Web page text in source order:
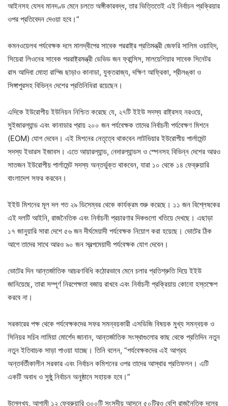
আইনসহ যেসব মানদণ্ড মেনে চলতে অঙ্গীকারবদ্ধ, তার ভিত্তিতেই এই নির্বাচন প্রক্রিয়ার
ওপর প্রতিবেদন দেওয়া হবে।”
কমনওয়েলথ পর্যবেক্ষক দলে মালদ্বীপের সাবেক পররাষ্ট্র প্রতিমন্ত্রী জেফরি সালিম ওয়াহিদ,
সিয়েরা লিওনের সাবেক পররাষ্ট্রমন্ত্রী ডেভিড জন ফ্রান্সিস, মালয়েশিয়ার সাবেক সিনেটর
রাস আদিবা মোহা রাদ্জি ছাড়াও কানাডা, যুক্তরাজ্য, দক্ষিণ আফ্রিকা, শ্রীলঙ্কা ও
সিঙ্গাপুরসহ বিভিন্ন দেশের প্রতিনিধিরা রয়েছেন।
এদিকে ইউরোপীয় ইউনিয়ন নিশ্চিত করেছে যে, ২৭টি ইইউ সদস্য রাষ্ট্রসহ নরওয়ে,
সুইজারল্যান্ড এবং কানাডার প্রায় ২০০ জন পর্যবেক্ষক তাদের নির্বাচনী পর্যবেক্ষণ মিশনে
(EOM) যোগ দেবেন। এই মিশনের নেতৃত্বে থাকবেন লাটভিয়ার ইউরোপীয় পার্লামেন্ট
সদস্য ইভারস ইজাবস। এতে আয়ারল্যান্ড, নেদারল্যান্ডস ও স্পেনসহ বিভিন্ন দেশের আরও
সাতজন ইউরোপীয় পার্লামেন্ট সদস্য অন্তর্ভুক্ত থাকবেন, যারা ১০ থেকে ১৪ ফেব্রুয়ারি
বাংলাদেশ সফর করবেন।
ইইউ মিশনের মূল দল গত ২৯ ডিসেম্বর থেকে কার্যক্রম শুরু করেছে। ১১ জন বিশ্লেষকের
এই দলটি আইনি, রাজনৈতিক এবং নির্বাচনী প্রচারণার দিকগুলো খতিয়ে দেখছে। এছাড়া
১৭ জানুয়ারি সারা দেশে ৫৬ জন দীর্ঘমেয়াদী পর্যবেক্ষক নিয়োগ করা হয়েছে। ভোটের ঠিক
আগে তাদের সাথে আরও ৯০ জন স্বল্পমেয়াদী পর্যবেক্ষক যোগ দেবেন।
ভোটের দিন আন্তর্জাতিক আচরণবিধি কঠোরভাবে মেনে চলার প্রতিশ্রুতি দিয়ে ইইউ
জানিয়েছে, তারা সম্পূর্ণ নিরপেক্ষতা বজায় রাখবে এবং নির্বাচনী প্রক্রিয়ায় কোনো হস্তক্ষেপ
করবে না।
সরকারের পক্ষ থেকে পর্যবেক্ষকদের সফর সমন্বয়কারী এসডিজি বিষয়ক মুখ্য সমন্বয়ক ও
সিনিয়র সচিব লামিয়া মোর্শেদ জানান, আন্তর্জাতিক সংস্থাগুলোর কাছ থেকে প্রতিদিন নতুন
নতুন ইতিবাচক সাড়া পাওয়া যাচ্ছে। তিনি বলেন, “পর্যবেক্ষকদের এই আগ্রহ
অন্তর্বর্তীকালীন সরকার এবং নির্বাচন কমিশনের ওপর তাদের আস্থার প্রতিফলন। এটি
একটি অবাধ ও সুষ্ঠু নির্বাচন অনুষ্ঠানে সহায়ক হবে।”
উল্লেখ্য, আগামী ১২ ফেব্রুয়ারি ৩০০টি সংসদীয় আসনে ৫০টিরও বেশি রাজনৈতিক দলের